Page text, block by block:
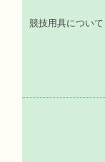
競技用具について